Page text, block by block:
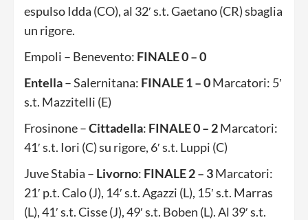
espulso Idda (CO), al 32′ s.t. Gaetano (CR) sbaglia
un rigore.
Empoli – Benevento: FINALE 0 – 0
Entella– Salernitana: FINALE 1 – 0Marcatori: 5′
s.t. Mazzitelli (E)
Frosinone –Cittadella: FINALE 0 – 2Marcatori:
41′ s.t. Iori (C) su rigore, 6′ s.t. Luppi (C)
Juve Stabia – Livorno: FINALE 2 – 3Marcatori:
21′ p.t. Calo (J), 14′ s.t. Agazzi (L), 15′ s.t. Marras
(L), 41′ s.t. Cisse (J), 49′ s.t. Boben (L). Al 39′ s.t.